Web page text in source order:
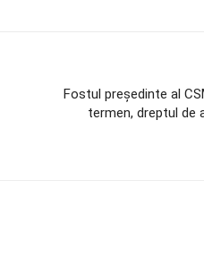
Fostul președinte al
termen, dreptul de